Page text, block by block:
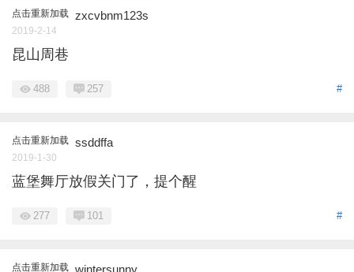
点击重新加载 zxcvbnm123s
2019-2-14
昆山周巷
#
488 257
点击重新加载 ssddffa
2019-1-30
蓝堡舞厅放假关门了，提个醒
#
277 101
点击重新加载 wintersunny